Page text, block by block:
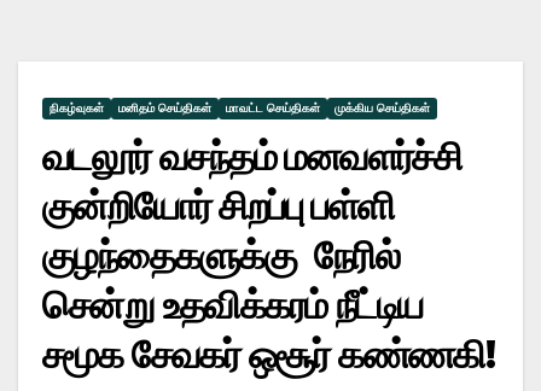
நிகழ்வுகள் மனிதம் செய்திகள் மாவட்ட செய்திகள் முக்கிய செய்திகள்
வடலூர் வசந்தம் மனவளர்ச்சி
குன்றியோர் சிறப்பு பள்ளி
குழந்தைகளுக்கு நேரில்
சென்று உதவிக்கரம் நீட்டிய
சமூக சேவகர் ஒசூர் கண்ணகி!